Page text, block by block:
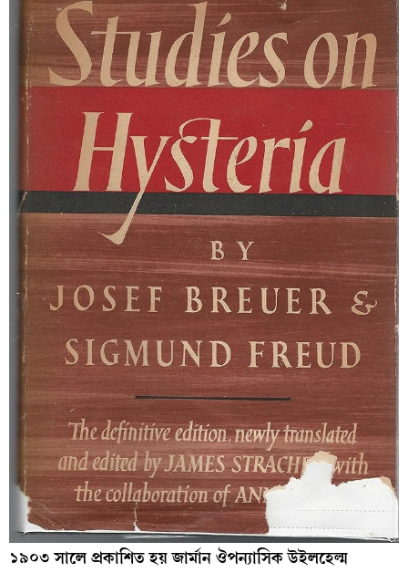
১৯০৩ সালে প্রকাশিত হয় জার্মান ঔপন্যাসিক উইলহেল্ম